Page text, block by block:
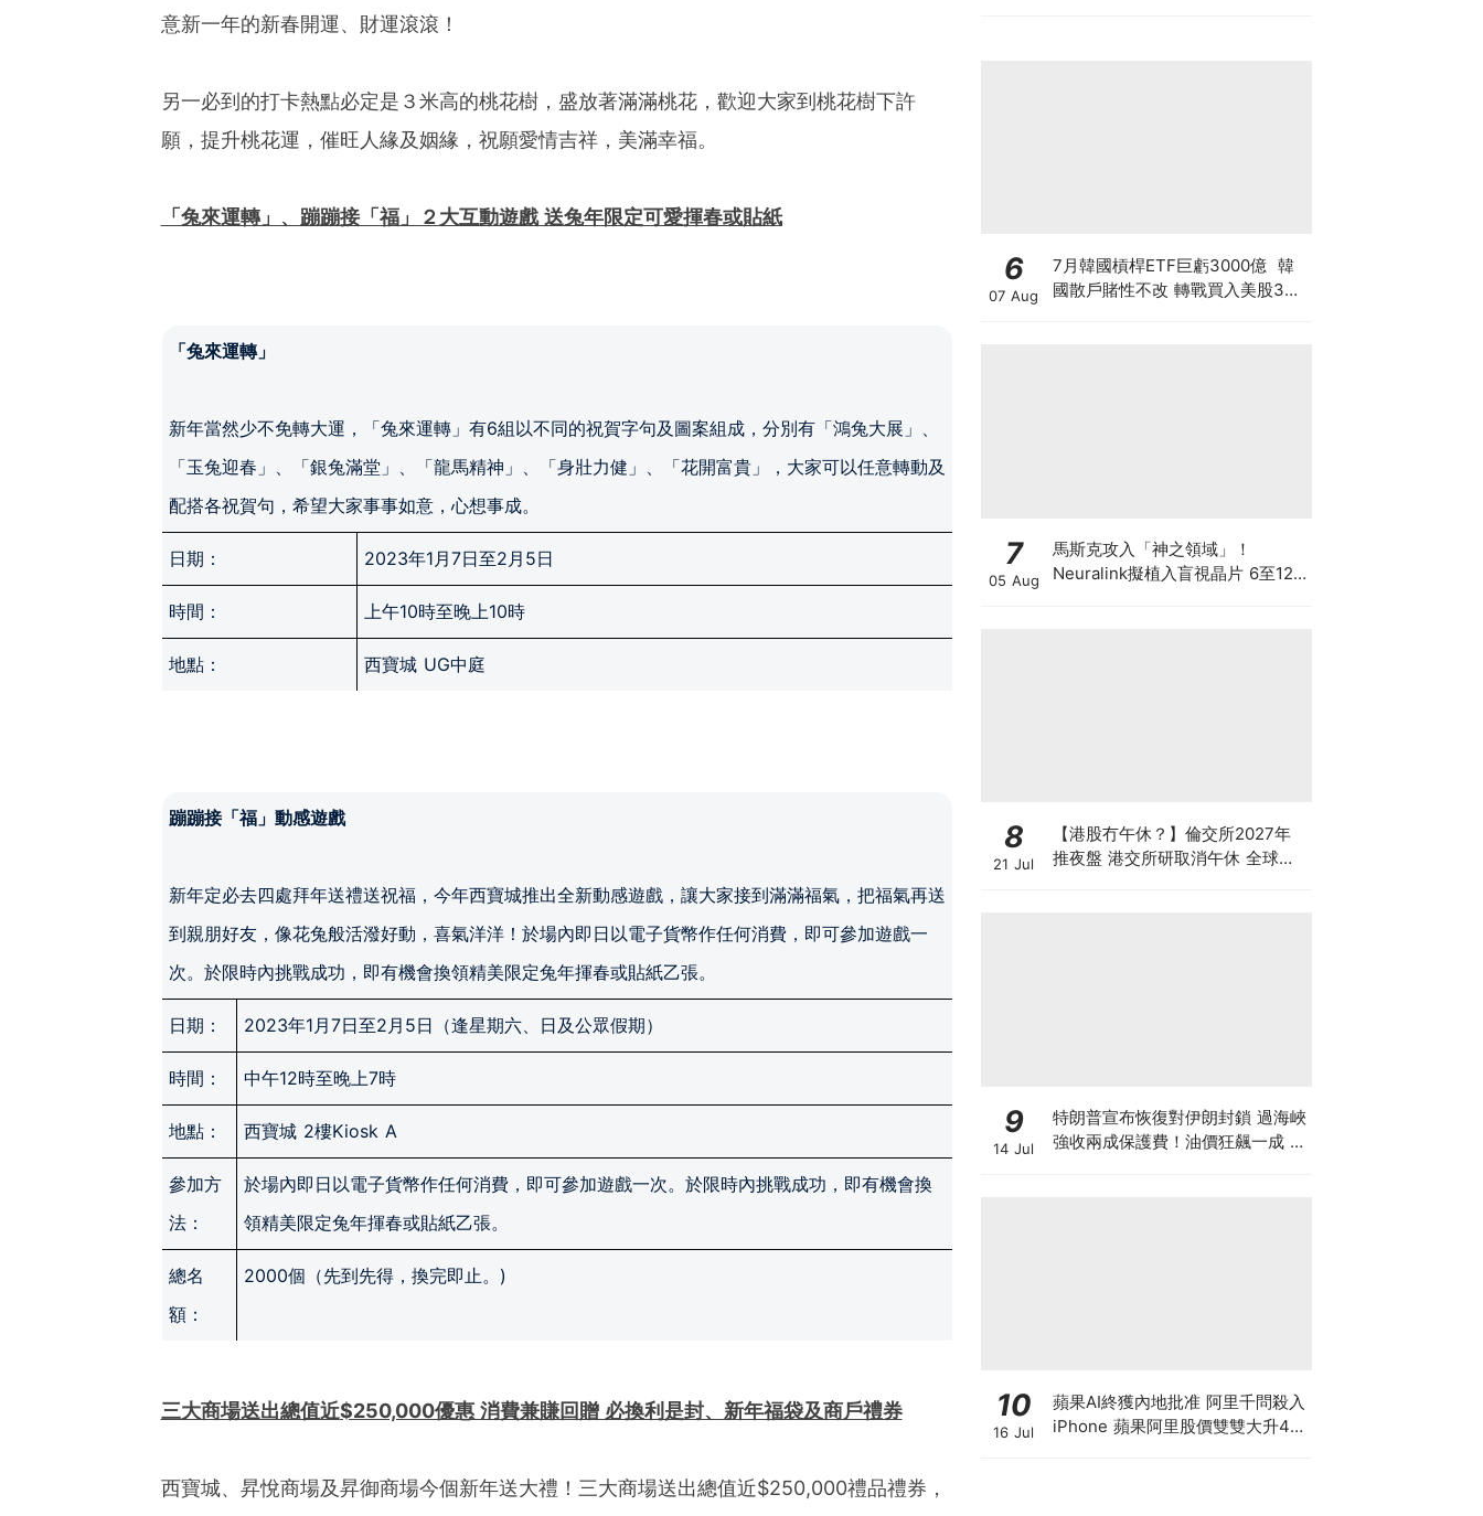
意新一年的新春開運、財運滾滾！
另一必到的打卡熱點必定是３米高的桃花樹，盛放著滿滿桃花，歡迎大家到桃花樹下許
願，提升桃花運，催旺人緣及姻緣，祝願愛情吉祥，美滿幸福。
「兔來運轉」、蹦蹦接「福」２大互動遊戲 送兔年限定可愛揮春或貼紙
「兔來運轉」
新年當然少不免轉大運，「兔來運轉」有6組以不同的祝賀字句及圖案組成，分別有「鴻兔大展」、
「玉兔迎春」、「銀兔滿堂」、「龍馬精神」、「身壯力健」、「花開富貴」，大家可以任意轉動及
配搭各祝賀句，希望大家事事如意，心想事成。
日期： 2023年1月7日至2月5日
時間： 上午10時至晚上10時
地點： 西寶城 UG中庭
蹦蹦接「福」動感遊戲
新年定必去四處拜年送禮送祝福，今年西寶城推出全新動感遊戲，讓大家接到滿滿福氣，把福氣再送
到親朋好友，像花兔般活潑好動，喜氣洋洋！於場內即日以電子貨幣作任何消費，即可參加遊戲一
次。於限時內挑戰成功，即有機會換領精美限定兔年揮春或貼紙乙張。
日期： 2023年1月7日至2月5日（逢星期六、日及公眾假期）
時間： 中午12時至晚上7時
地點： 西寶城 2樓Kiosk A
參加方
法：
於場內即日以電子貨幣作任何消費，即可參加遊戲一次。於限時內挑戰成功，即有機會換
領精美限定兔年揮春或貼紙乙張。
總名
額：
2000個（先到先得，換完即止。)
三大商場送出總值近$250,000優惠 消費兼賺回贈 必換利是封、新年福袋及商戶禮券
西寶城、昇悅商場及昇御商場今個新年送大禮！三大商場送出總值近$250,000禮品禮券，
6
07 Aug
7月韓國槓桿ETF巨虧3000億 韓
國散戶賭性不改 轉戰買入美股3倍
7
05 Aug
馬斯克攻入「神之領域」！
Neuralink擬植入盲視晶片 6至12
8
21 Jul
【港股冇午休？】倫交所2027年
推夜盤 港交所研取消午休 全球交
9
14 Jul
特朗普宣布恢復對伊朗封鎖 過海峽
強收兩成保護費！油價狂飆一成 金
10
16 Jul
蘋果AI終獲內地批准 阿里千問殺入
iPhone 蘋果阿里股價雙雙大升4%